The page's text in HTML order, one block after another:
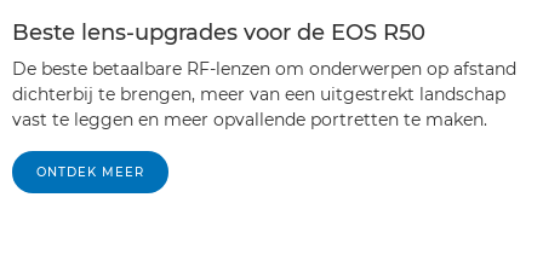
Beste lens-upgrades voor de EOS R50
De beste betaalbare RF-lenzen om onderwerpen op afstand
dichterbij te brengen, meer van een uitgestrekt landschap
vast te leggen en meer opvallende portretten te maken.
ONTDEK MEER